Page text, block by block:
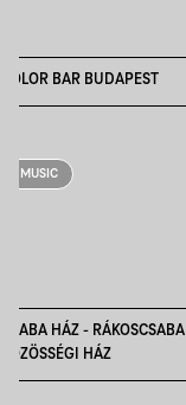
COLOR BAR BUDAPEST
MUSIC
CSABA HÁZ - RÁKOSCSABAI
KÖZÖSSÉGI HÁZ